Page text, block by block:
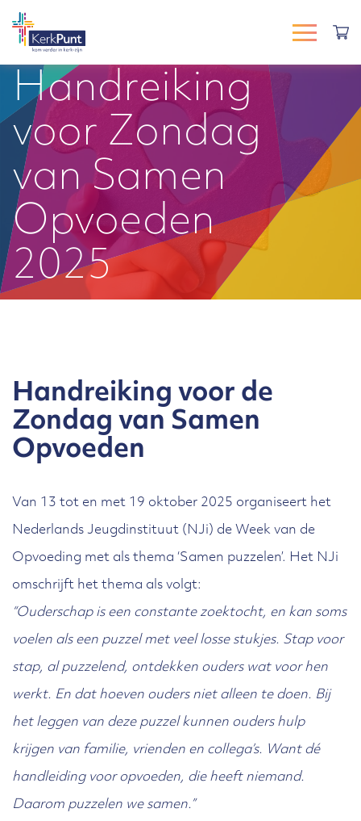
Handreiking
voor Zondag
van Samen
Opvoeden
2025
Handreiking voor de
Zondag van Samen
Opvoeden
Van 13 tot en met 19 oktober 2025 organiseert het
Nederlands Jeugdinstituut (NJi) de Week van de
Opvoeding met als thema ‘Samen puzzelen’. Het NJi
omschrijft het thema als volgt:
“Ouderschap is een constante zoektocht, en kan soms
voelen als een puzzel met veel losse stukjes. Stap voor
stap, al puzzelend, ontdekken ouders wat voor hen
werkt. En dat hoeven ouders niet alleen te doen. Bij
het leggen van deze puzzel kunnen ouders hulp
krijgen van familie, vrienden en collega’s. Want dé
handleiding voor opvoeden, die heeft niemand.
Daarom puzzelen we samen.”